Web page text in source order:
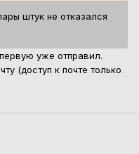
штук не отказался
уже отправил.
(доступ к почте только